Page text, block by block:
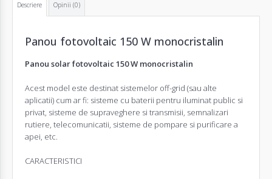
Descriere Opinii (0)
Panou fotovoltaic 150 W monocristalin
Panou solar fotovoltaic 150 W monocristalin
Acest model este destinat sistemelor off-grid (sau alte
aplicatii) cum ar fi: sisteme cu baterii pentru iluminat public si
privat, sisteme de supraveghere si transmisii, semnalizari
rutiere, telecomunicatii, sisteme de pompare si purificare a
apei, etc.
CARACTERISTICI